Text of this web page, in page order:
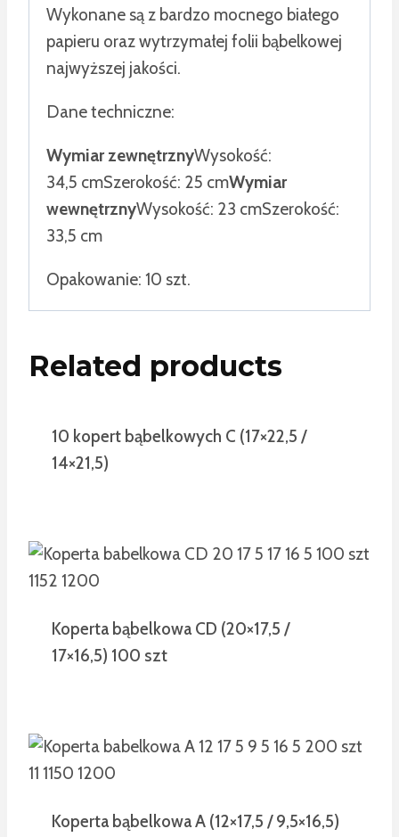
Wykonane są z bardzo mocnego białego
papieru oraz wytrzymałej folii bąbelkowej
najwyższej jakości.
Dane techniczne:
Wymiar zewnętrznyWysokość:
34,5 cmSzerokość: 25 cmWymiar
wewnętrznyWysokość: 23 cmSzerokość:
33,5 cm
Opakowanie: 10 szt.
Related products
10 kopert bąbelkowych C (17×22,5 /
14×21,5)
Koperta bąbelkowa CD (20×17,5 /
17×16,5) 100 szt
Koperta bąbelkowa A (12×17,5 / 9,5×16,5)